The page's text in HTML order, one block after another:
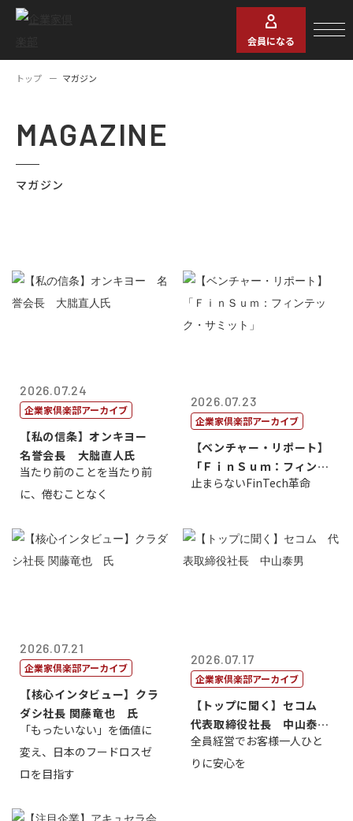
会員になる
トップ マガジン
MAGAZINE
マガジン
2026.07.24
企業家倶楽部アーカイブ
【私の信条】オンキヨー
名誉会長 大朏直人氏
当たり前のことを当たり前
に、倦むことなく
2026.07.23
企業家倶楽部アーカイブ
【ベンチャー・リポート】
「ＦｉｎＳｕｍ：フィンテ
ック・サミッ...
止まらないFinTech革命
2026.07.21
企業家倶楽部アーカイブ
【核心インタビュー】クラ
ダシ社長 関藤竜也 氏
「もったいない」を価値に
変え、日本のフードロスゼ
ロを目指す
2026.07.17
企業家倶楽部アーカイブ
【トップに聞く】セコム
代表取締役社長 中山泰
男
全員経営でお客様一人ひと
りに安心を